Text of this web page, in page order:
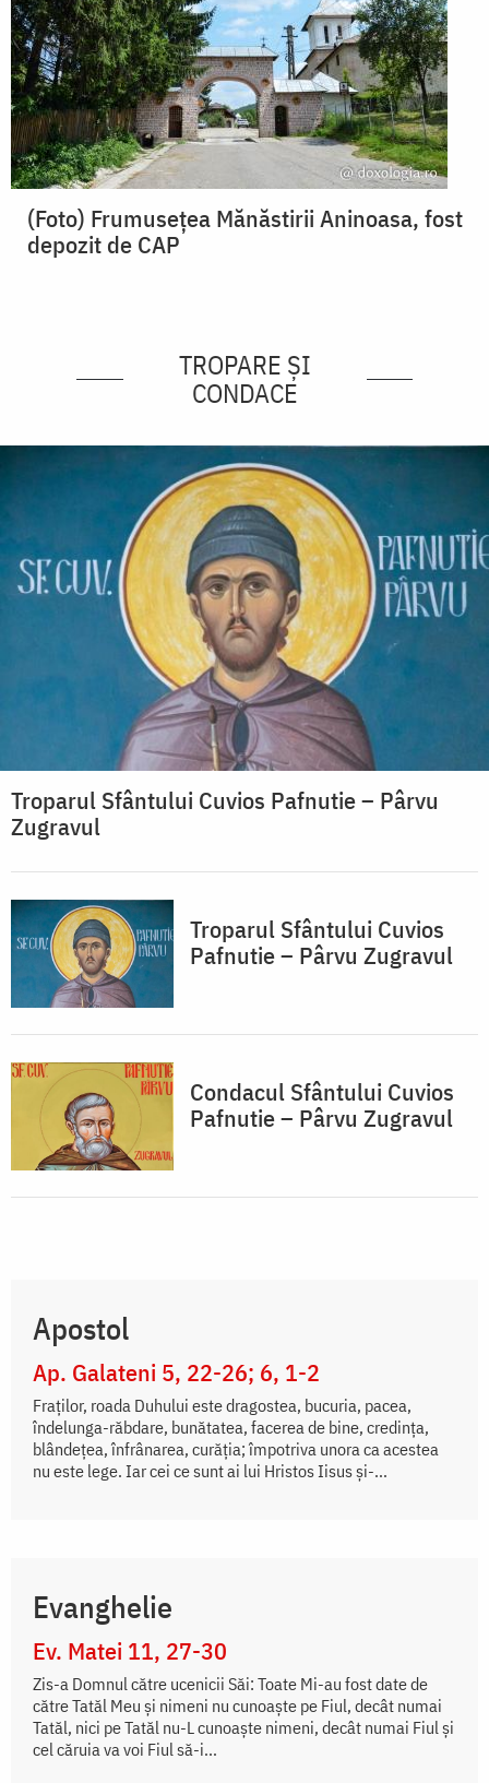
(Foto) Frumusețea Mănăstirii Aninoasa, fost
depozit de CAP
TROPARE ȘI
CONDACE
Troparul Sfântului Cuvios Pafnutie – Pârvu
Zugravul
Troparul Sfântului Cuvios
Pafnutie – Pârvu Zugravul
Condacul Sfântului Cuvios
Pafnutie – Pârvu Zugravul
Apostol
Ap. Galateni 5, 22-26; 6, 1-2
Fraților, roada Duhului este dragostea, bucuria, pacea,
îndelunga-răbdare, bunătatea, facerea de bine, credința,
blândețea, înfrânarea, curăția; împotriva unora ca acestea
nu este lege. Iar cei ce sunt ai lui Hristos Iisus și-...
Evanghelie
Ev. Matei 11, 27-30
Zis-a Domnul către ucenicii Săi: Toate Mi-au fost date de
către Tatăl Meu și nimeni nu cunoaște pe Fiul, decât numai
Tatăl, nici pe Tatăl nu-L cunoaște nimeni, decât numai Fiul și
cel căruia va voi Fiul să-i...